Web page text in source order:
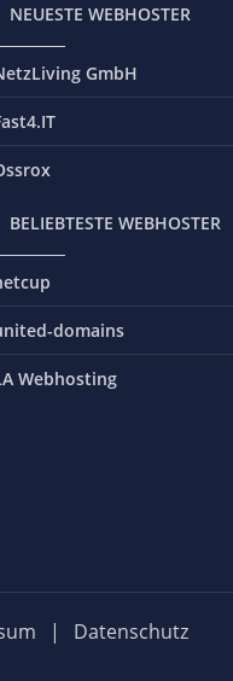
NEUESTE WEBHOSTER
GmbH
BELIEBTESTE WEBHOSTER
domains
Webhosting
| Datenschutz